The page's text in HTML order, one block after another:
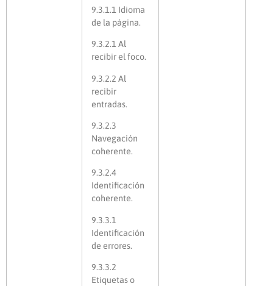
9.3.1.1 Idioma
de la página.
9.3.2.1 Al
recibir el foco.
9.3.2.2 Al
recibir
entradas.
9.3.2.3
Navegación
coherente.
9.3.2.4
Identificación
coherente.
9.3.3.1
Identificación
de errores.
9.3.3.2
Etiquetas o